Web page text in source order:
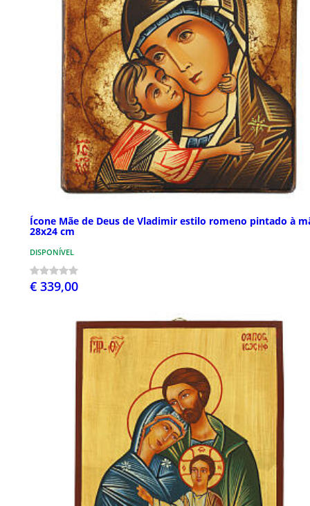
Ícone Mãe de Deus de Vladimir estilo romeno pintado à
28x24 cm
DISPONÍVEL
€ 339,00